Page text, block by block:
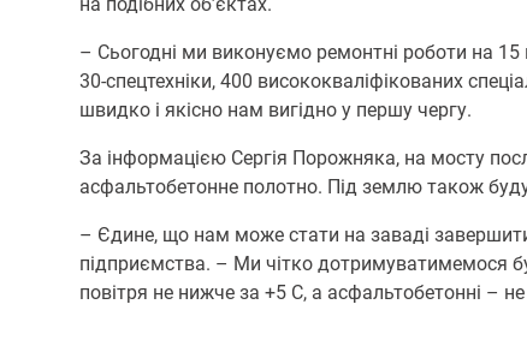
– Сьогодні ми виконуємо ремонтні роботи на
30-спецтехніки, 400 висококваліфікованих
швидко і якісно нам вигідно у першу чергу.
За інформацією Сергія Порожняка, на мосту
асфальтобетонне полотно. Під землю також
– Єдине, що нам може стати на заваді
підприємства. – Ми чітко дотримуватимемося
повітря не нижче за +5 С, а асфальтобетонні –